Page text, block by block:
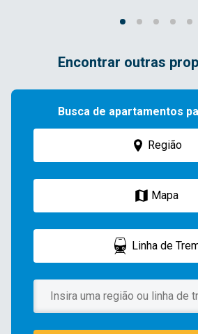
Encontrar outras
Busca de apartamentos
Região
Mapa
Linha de